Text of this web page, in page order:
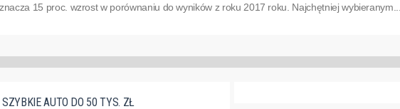
15 proc. wzrost w porównaniu do wyników z roku 2017 roku. Najchętniej wybieranym...
SZYBKIE AUTO DO 50 TYS. ZŁ